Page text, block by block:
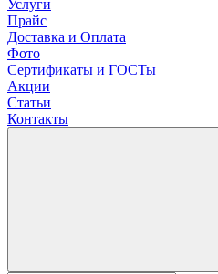
Услуги
Прайс
Доставка и Оплата
Фото
Сертификаты и ГОСТы
Акции
Статьи
Контакты